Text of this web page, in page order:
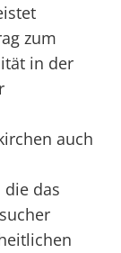
zum
in der
auch
das